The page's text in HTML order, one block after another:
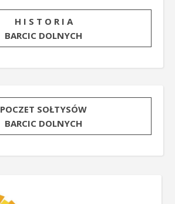
H I S T O R I A
BARCIC DOLNYCH
POCZET SOŁTYSÓW
BARCIC DOLNYCH